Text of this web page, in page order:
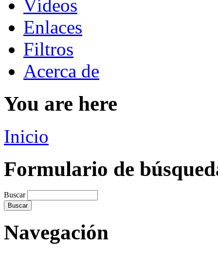
Vídeos
Enlaces
Filtros
Acerca de
You are here
Inicio
Formulario de
Buscar
Navegación